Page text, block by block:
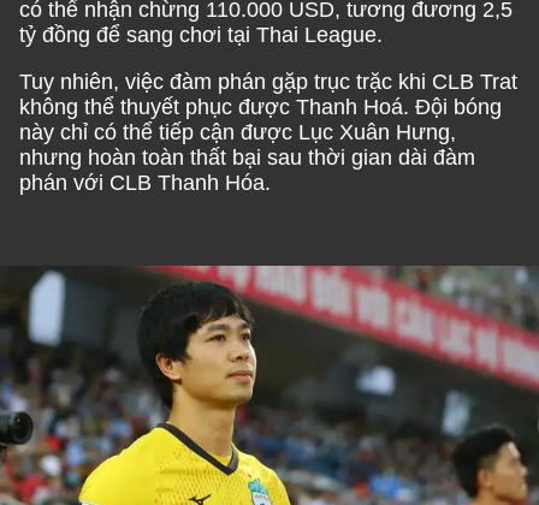
có thể nhận chừng 110.000 USD, tương đương 2,5
tỷ đồng để sang chơi tại Thai League.
Tuy nhiên, việc đàm phán gặp trục trặc khi CLB Trat
không thể thuyết phục được Thanh Hoá. Đội bóng
này chỉ có thể tiếp cận được Lục Xuân Hưng,
nhưng hoàn toàn thất bại sau thời gian dài đàm
phán với CLB Thanh Hóa.